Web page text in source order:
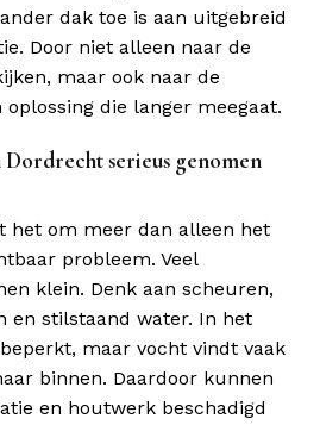
dak toe is aan uitgebreid
Door niet alleen naar de
maar ook naar de
die langer meegaat.
serieus genomen
het om meer dan alleen het
probleem. Veel
klein. Denk aan scheuren,
en stilstaand water. In het
maar vocht vindt vaak
binnen. Daardoor kunnen
en houtwerk beschadigd